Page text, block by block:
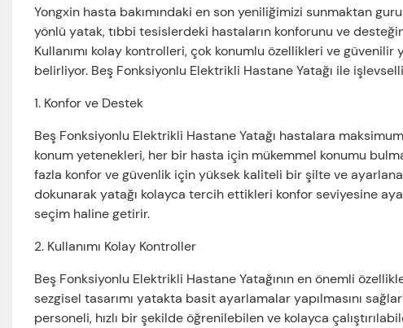
Yongxin hasta bakımındaki en son yeniliğimizi sunmaktan
yönlü yatak, tıbbi tesislerdeki hastaların konforunu ve
Kullanımı kolay kontrolleri, çok konumlu özellikleri ve
belirliyor. Beş Fonksiyonlu Elektrikli Hastane Yatağı ile
1. Konfor ve Destek
Beş Fonksiyonlu Elektrikli Hastane Yatağı hastalara
konum yetenekleri, her bir hasta için mükemmel konumu
fazla konfor ve güvenlik için yüksek kaliteli bir şilte ve
dokunarak yatağı kolayca tercih ettikleri konfor seviyesine
seçim haline getirir.
2. Kullanımı Kolay Kontroller
Beş Fonksiyonlu Elektrikli Hastane Yatağının en önemli
sezgisel tasarımı yatakta basit ayarlamalar yapılmasını
personeli, hızlı bir şekilde öğrenilebilen ve kolayca